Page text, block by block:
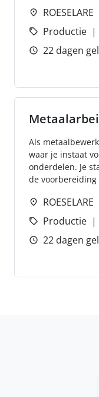
ROESELARE
Productie
22 dagen
Als
waar je instaat
onderdelen. Je
de voorbereiding
ROESELARE
Productie
22 dagen